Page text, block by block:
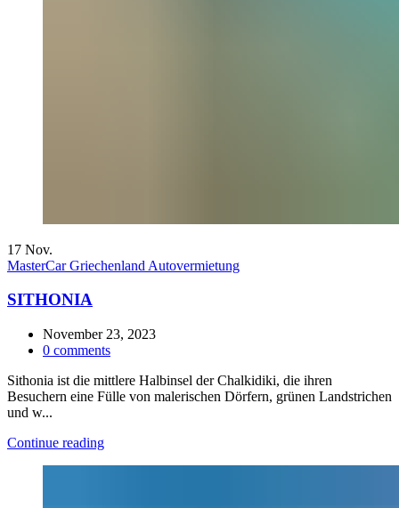
17 Nov.
MasterCar Griechenland Autovermietung
SITHONIA
November 23, 2023
0 comments
Sithonia ist die mittlere Halbinsel der Chalkidiki, die ihren
Besuchern eine Fülle von malerischen Dörfern, grünen Landstrichen
und w...
Continue reading